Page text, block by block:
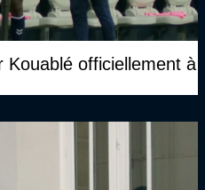
Kouablé officiellement à